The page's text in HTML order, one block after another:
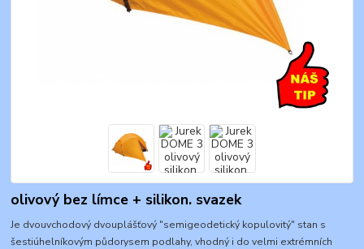
olivový bez límce + silikon. svazek
Je dvouvchodový dvouplášťový "semigeodetický kopulovitý" stan s
šestiúhelníkovým půdorysem podlahy, vhodný i do velmi extrémních